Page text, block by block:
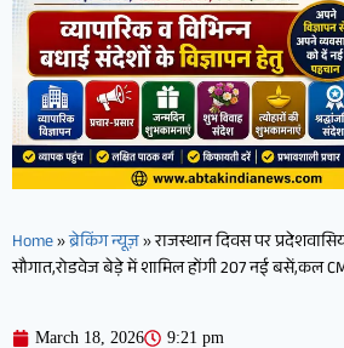
Home»ब्रेकिंग न्यूज़»राजस्थान दिवस पर
सौगात,रोडवेज बेड़े में शामिल होंगी 207 नई बसें,कल
March 18, 2026 9:21 pm